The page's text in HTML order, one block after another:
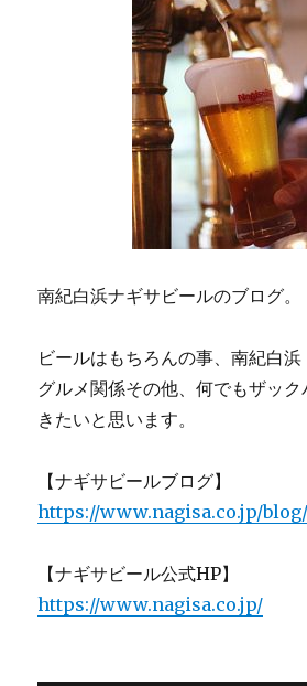
南紀白浜ナギサビールのブログ。
ビールはもちろんの事、南紀白浜
グルメ関係その他、何でもザッ
きたいと思います。
【ナギサビールブログ】
https://www.nagisa.co.jp/blog/
【ナギサビール公式HP】
https://www.nagisa.co.jp/